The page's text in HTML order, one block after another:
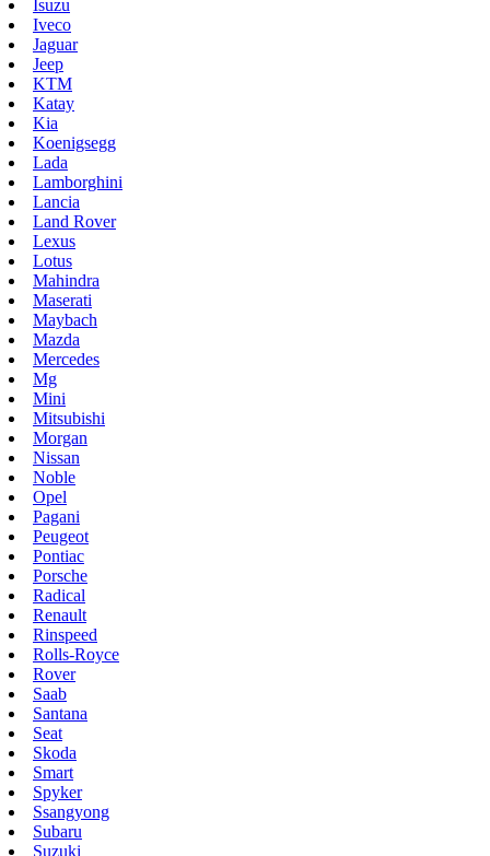
Isuzu
Iveco
Jaguar
Jeep
KTM
Katay
Kia
Koenigsegg
Lada
Lamborghini
Lancia
Land Rover
Lexus
Lotus
Mahindra
Maserati
Maybach
Mazda
Mercedes
Mg
Mini
Mitsubishi
Morgan
Nissan
Noble
Opel
Pagani
Peugeot
Pontiac
Porsche
Radical
Renault
Rinspeed
Rolls-Royce
Rover
Saab
Santana
Seat
Skoda
Smart
Spyker
Ssangyong
Subaru
Suzuki